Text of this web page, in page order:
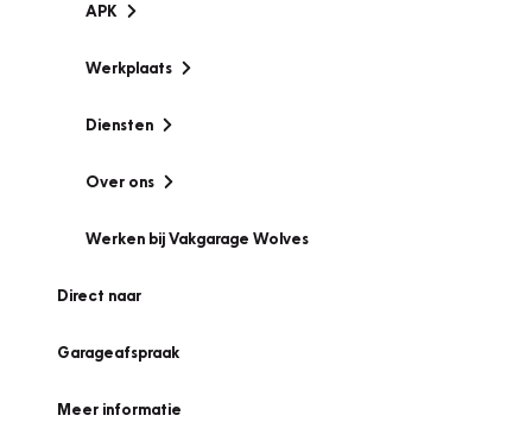
APK
Werkplaats
Diensten
Over ons
Werken bij Vakgarage Wolves
Direct naar
Garageafspraak
Meer informatie